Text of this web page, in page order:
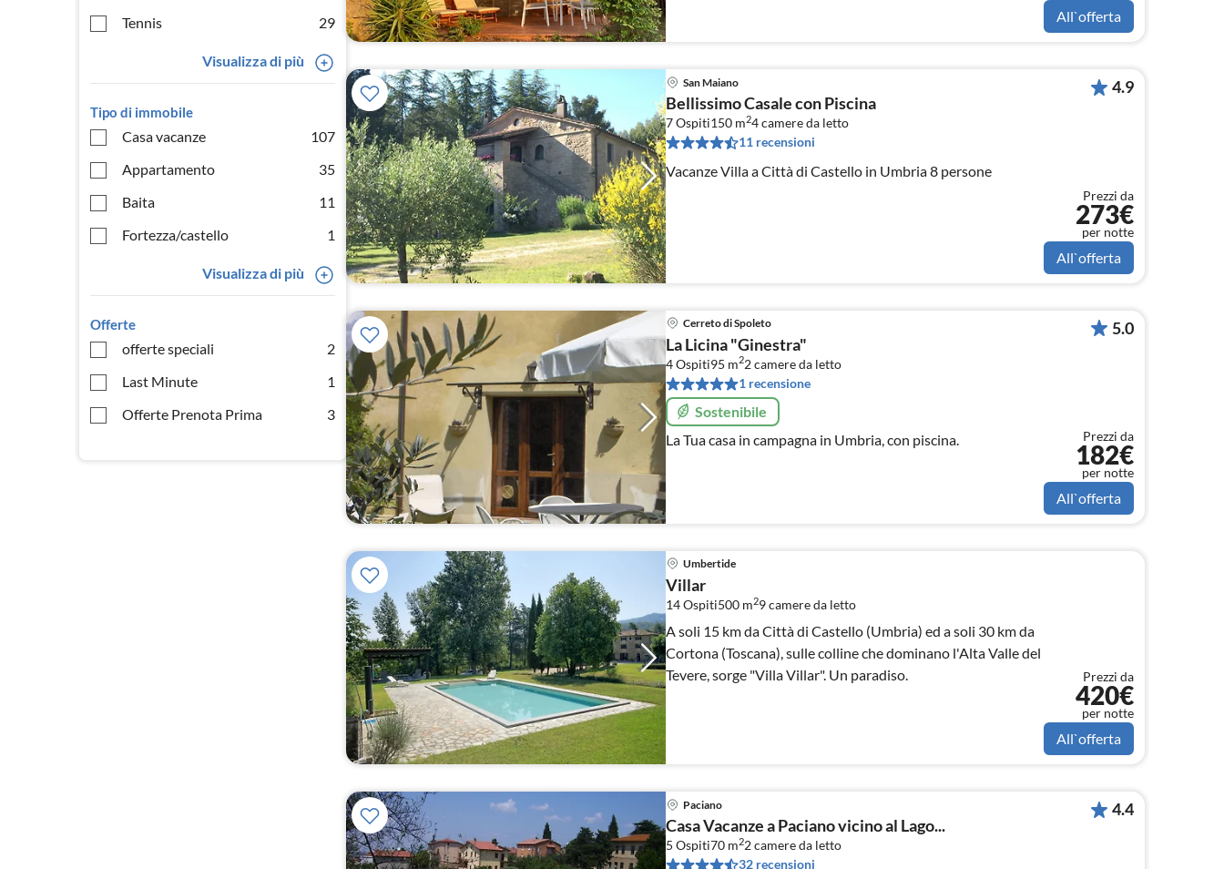
Tennis
29
Visualizza di più
Tipo di immobile
Casa vacanze
107
Appartamento
35
Baita
11
Fortezza/castello
1
Visualizza di più
Offerte
offerte speciali
2
Last Minute
1
Offerte Prenota Prima
3
All`offerta
San Maiano
Bellissimo Casale con Piscina
7 Ospiti150 m24camere da letto
11 recensioni
Vacanze Villa a Città di Castello in Umbria 8 persone
4.9
Prezzi da
273€
per notte
All`offerta
Cerreto di Spoleto
La Licina "Ginestra"
4 Ospiti95 m22camere da letto
1 recensione
Sostenibile
La Tua casa in campagna in Umbria, con piscina.
5.0
Prezzi da
182€
per notte
All`offerta
Umbertide
Villar
14 Ospiti500 m29camere da letto
A soli 15 km da Città di Castello (Umbria) ed a soli 30 km da
Cortona (Toscana), sulle colline che dominano l'Alta Valle del
Tevere, sorge "Villa Villar". Un paradiso.
Prezzi da
420€
per notte
All`offerta
Paciano
Casa Vacanze a Paciano vicino al Lago...
5 Ospiti70 m22camere da letto
32 recensioni
4.4